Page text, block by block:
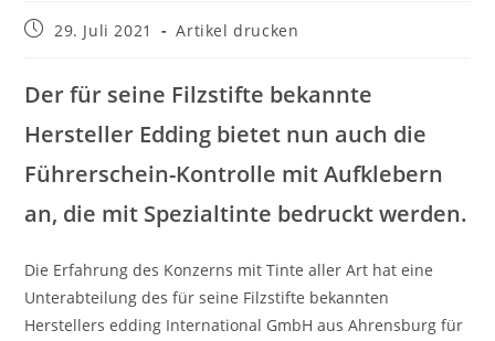
Beitrag29. Juli 2021 Artikel drucken
Der für seine Filzstifte bekannte
Hersteller Edding bietet nun auch die
Führerschein-Kontrolle mit Aufklebern
an, die mit Spezialtinte bedruckt werden.
Die Erfahrung des Konzerns mit Tinte aller Art hat eine
Unterabteilung des für seine Filzstifte bekannten
Herstellers edding International GmbH aus Ahrensburg für